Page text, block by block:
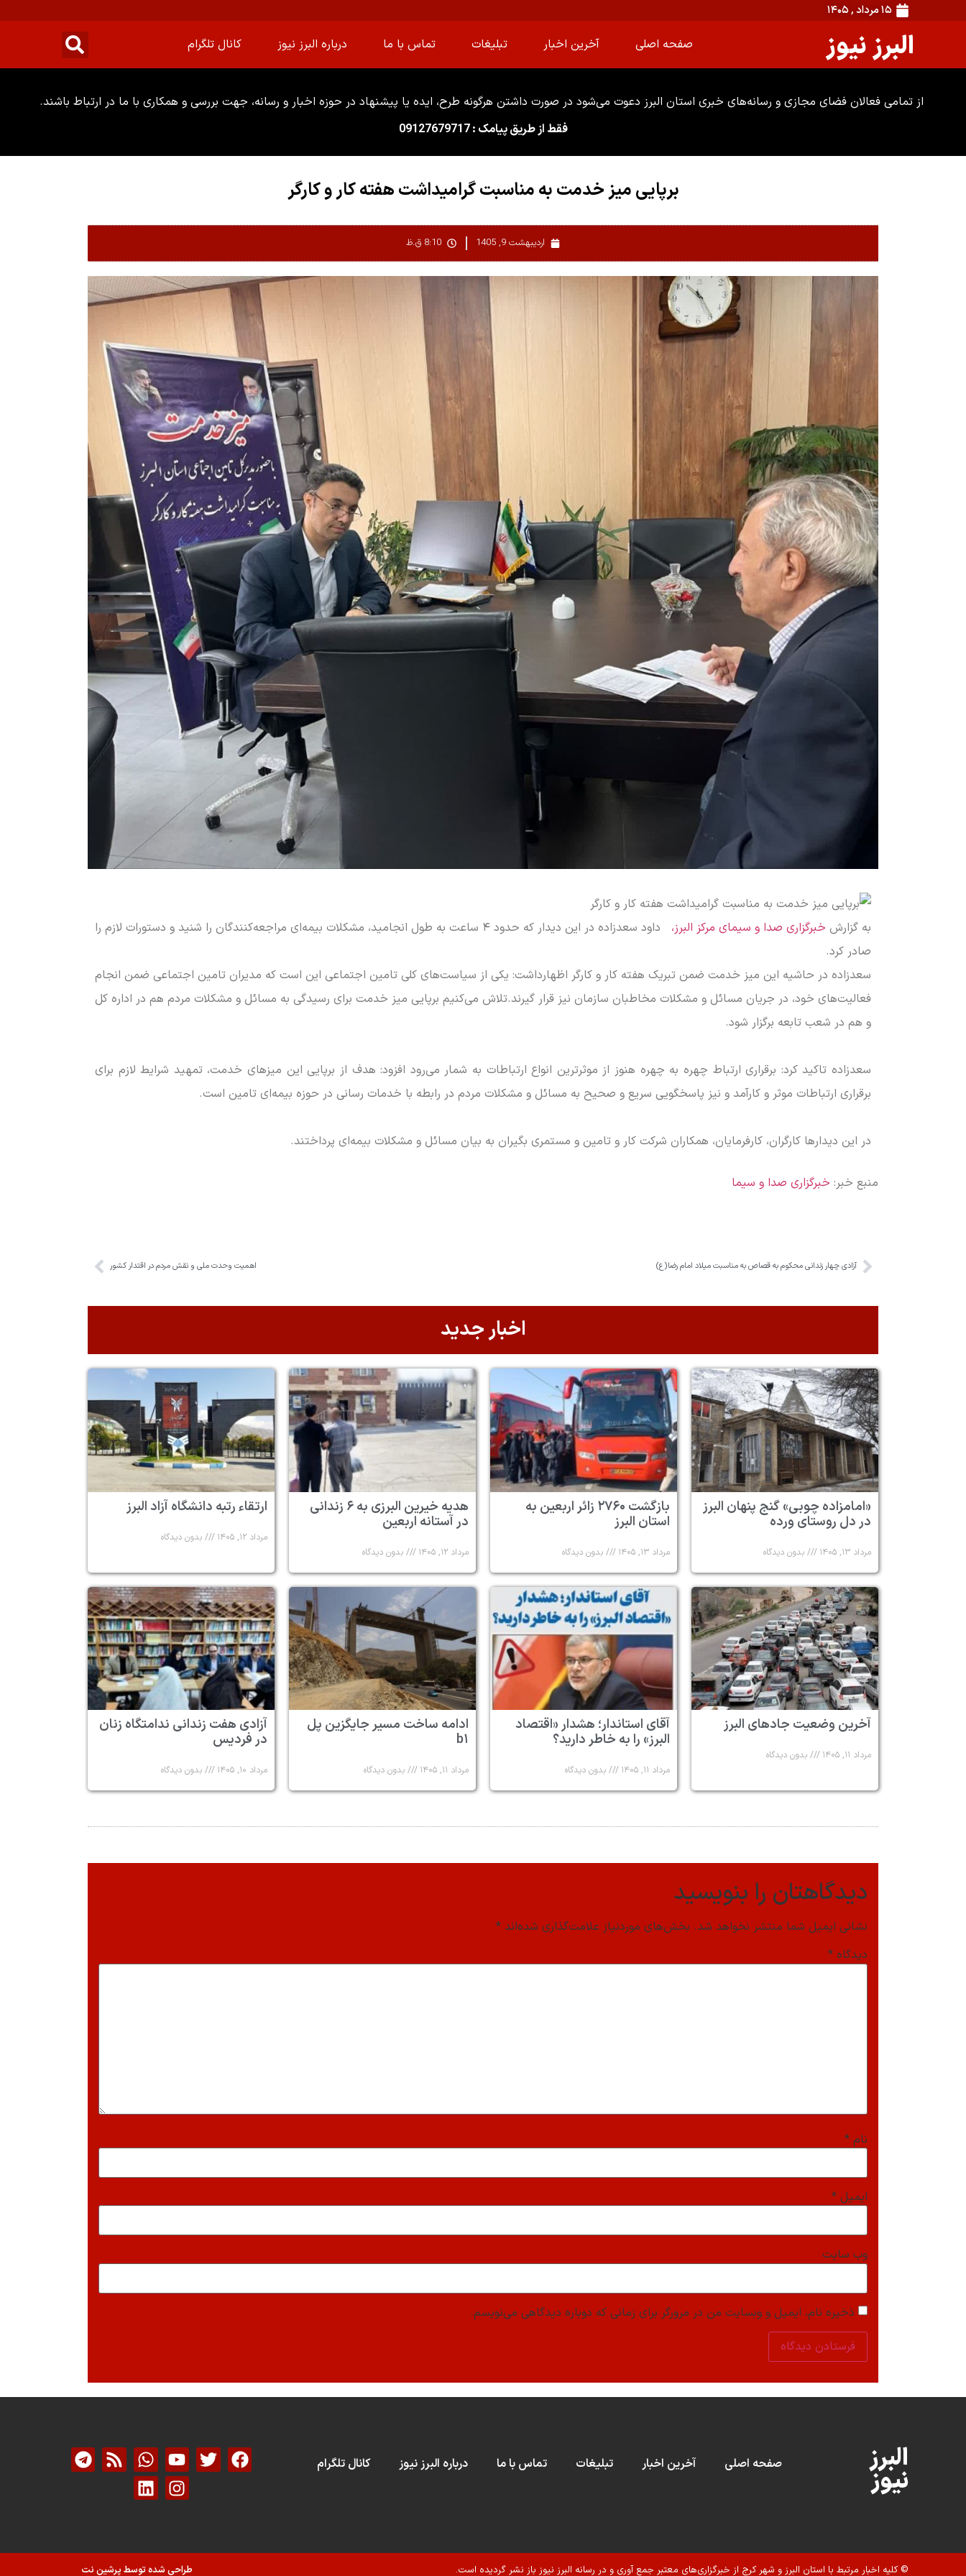
۱۵ مرداد , ۱۴۰۵
البرز نیوز صفحه اصلی آخرین اخبار تبلیغات تماس با ما درباره البرز نیوز کانال تلگرام
از تمامی فعالان فضای مجازی و رسانه‌های خبری استان البرز دعوت می‌شود در صورت داشتن هرگونه طرح، ایده یا پیشنهاد در حوزه اخبار و رسانه، جهت بررسی و همکاری با ما در ارتباط باشند.
فقط از طریق پیامک : 09127679717
برپایی میز خدمت به مناسبت گرامیداشت هفته کار و کارگر
اردیبهشت 9, 1405 8:10 ق.ظ
به گزارش خبرگزاری صدا و سیمای مرکز البرز،
داود سعدزاده در این دیدار که حدود ۴ ساعت به طول انجامید، مشکلات بیمه‌ای مراجعه‌کنندگان را شنید و دستورات لازم را
صادر کرد.
سعدزاده در حاشیه این میز خدمت ضمن تبریک هفته کار و کارگر اظهارداشت: یکی از سیاست‌های کلی تامین اجتماعی این است که مدیران تامین اجتماعی ضمن انجام
فعالیت‌های خود، در جریان مسائل و مشکلات مخاطبان سازمان نیز قرار گیرند.تلاش می‌کنیم برپایی میز خدمت برای رسیدگی به مسائل و مشکلات مردم هم در اداره کل
و هم در شعب تابعه برگزار شود.
سعدزاده تاکید کرد: برقراری ارتباط چهره به چهره هنوز از موثرترین انواع ارتباطات به شمار می‌رود افزود: هدف از برپایی این میز‌های خدمت، تمهید شرایط لازم برای
برقراری ارتباطات موثر و کارآمد و نیز پاسخگویی سریع و صحیح به مسائل و مشکلات مردم در رابطه با خدمات رسانی در حوزه بیمه‌ای تامین است.
در این دیدار‌ها کارگران، کارفرمایان، همکاران شرکت کار و تامین و مستمری بگیران به بیان مسائل و مشکلات بیمه‌ای پرداختند.
منبع خبر: خبرگزاری صدا و سیما
آزادی چهار زندانی محکوم به قصاص به مناسبت میلاد امام رضا(ع) اهمیت وحدت ملی و نقش مردم در اقتدار کشور
اخبار جدید
«امامزاده چوبی» گنج پنهان البرز
در دل روستای ورده
مرداد ۱۳, ۱۴۰۵ بدون دیدگاه
بازگشت ۲۷۶۰ زائر اربعین به
استان البرز
مرداد ۱۳, ۱۴۰۵ بدون دیدگاه
هدیه خیرین البرزی به ۶ زندانی
در آستانه اربعین
مرداد ۱۲, ۱۴۰۵ بدون دیدگاه
ارتقاء رتبه دانشگاه آزاد البرز
مرداد ۱۲, ۱۴۰۵ بدون دیدگاه
آخرین وضعیت جادهای البرز
مرداد ۱۱, ۱۴۰۵ بدون دیدگاه
آقای استاندار؛ هشدار «اقتصاد
البرز» را به خاطر دارید؟
مرداد ۱۱, ۱۴۰۵ بدون دیدگاه
ادامه ساخت مسیر جایگزین پل
b۱
مرداد ۱۱, ۱۴۰۵ بدون دیدگاه
آزادی هفت زندانی ندامتگاه زنان
در فردیس
مرداد ۱۰, ۱۴۰۵ بدون دیدگاه
دیدگاهتان را بنویسید
نشانی ایمیل شما منتشر نخواهد شد. بخش‌های موردنیاز علامت‌گذاری شده‌اند *
دیدگاه *
نام *
ایمیل *
وب‌ سایت
ذخیره نام، ایمیل و وبسایت من در مرورگر برای زمانی که دوباره دیدگاهی می‌نویسم.
البرز
نیوز
صفحه اصلی آخرین اخبار تبلیغات تماس با ما درباره البرز نیوز کانال تلگرام
© کلیه اخبار مرتبط با استان البرز و شهر کرج از خبرگزاری‌های معتبر جمع آوری و در رسانه البرز نیوز باز نشر گردیده است. طراحی شده توسط پرشین نت